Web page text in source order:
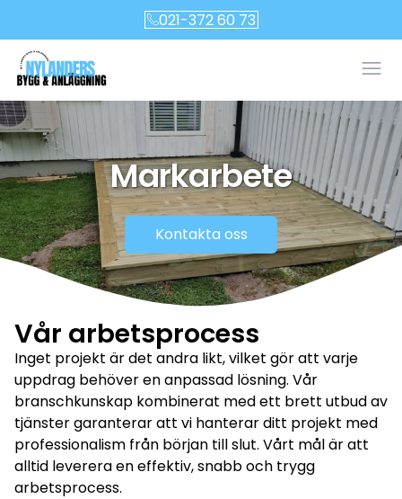
021-372 60 73
Markarbete
Kontakta oss
Vår arbetsprocess
Inget projekt är det andra likt, vilket gör att varje
uppdrag behöver en anpassad lösning. Vår
branschkunskap kombinerat med ett brett utbud av
tjänstergaranterar att vi hanterar ditt projekt med
professionalism från början till slut. Vårt mål är att
alltid leverera en effektiv, snabb och trygg
arbetsprocess.